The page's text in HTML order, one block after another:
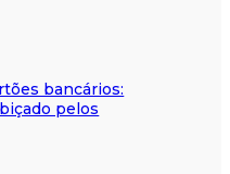
bancários:
pelos